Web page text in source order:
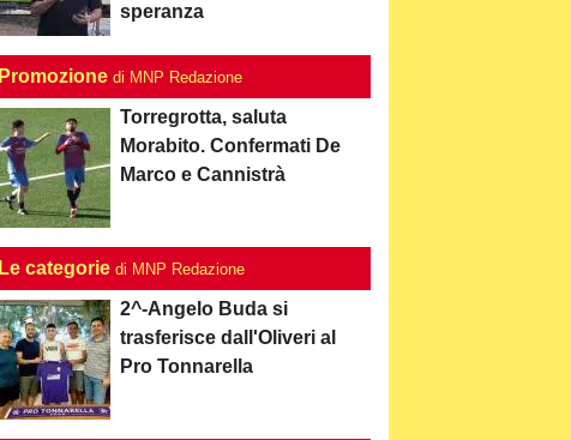
speranza
Promozione di MNP Redazione
Torregrotta, saluta
Morabito. Confermati De
Marco e Cannistrà
Le categorie di MNP Redazione
2^-Angelo Buda si
trasferisce dall'Oliveri al
Pro Tonnarella